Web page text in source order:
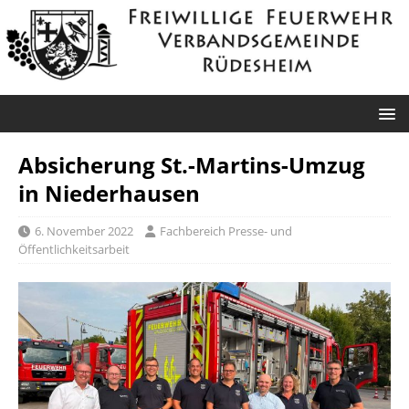
Absicherung St.-Martins-Umzug
in Niederhausen
6. November 2022
Fachbereich Presse- und
Öffentlichkeitsarbeit